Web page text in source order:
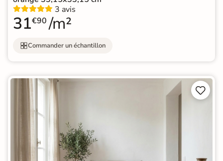
3 avis
31€90 /m²
Commander un échantillon

